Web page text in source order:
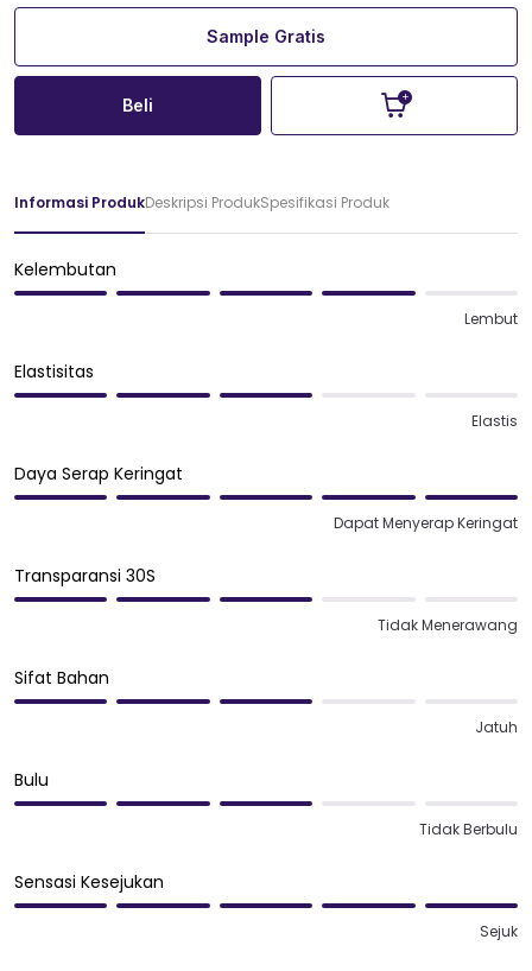
Sample Gratis
Beli
Informasi ProdukDeskripsi ProdukSpesifikasi Produk
Kelembutan
Lembut
Elastisitas
Elastis
Daya Serap Keringat
Dapat Menyerap Keringat
Transparansi 30S
Tidak Menerawang
Sifat Bahan
Jatuh
Bulu
Tidak Berbulu
Sensasi Kesejukan
Sejuk